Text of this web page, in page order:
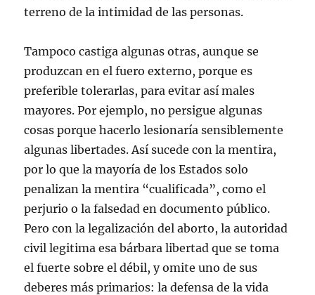
terreno de la intimidad de las personas.
Tampoco castiga algunas otras, aunque se
produzcan en el fuero externo, porque es
preferible tolerarlas, para evitar así males
mayores. Por ejemplo, no persigue algunas
cosas porque hacerlo lesionaría sensiblemente
algunas libertades. Así sucede con la mentira,
por lo que la mayoría de los Estados solo
penalizan la mentira “cualificada”, como el
perjurio o la falsedad en documento público.
Pero con la legalización del aborto, la autoridad
civil legitima esa bárbara libertad que se toma
el fuerte sobre el débil, y omite uno de sus
deberes más primarios: la defensa de la vida